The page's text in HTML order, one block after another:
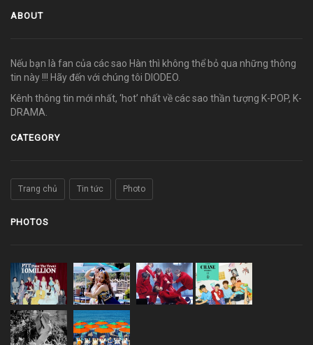
ABOUT
Nếu bạn là fan của các sao Hàn thì không thể bỏ qua những thông
tin này !!! Hãy đến với chúng tôi DIODEO.
Kênh thông tin mới nhất, ‘hot’ nhất về các sao thần tượng K-POP, K-
DRAMA.
CATEGORY
Trang chủ Tin tức Photo
PHOTOS